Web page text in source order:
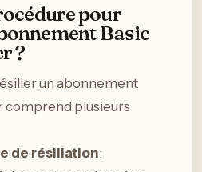
pour
Basic
?
un abonnement
comprend plusieurs
de résiliation: